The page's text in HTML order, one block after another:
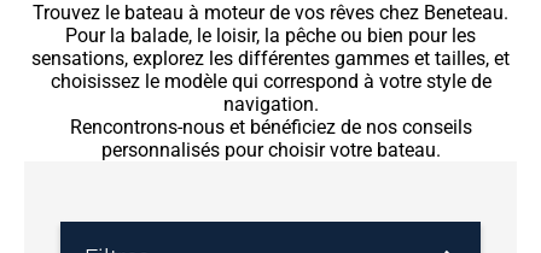
Trouvez le bateau à moteur de vos rêves chez Beneteau.
Pour la balade, le loisir, la pêche ou bien pour les
sensations, explorez les différentes gammes et tailles, et
choisissez le modèle qui correspond à votre style de
navigation.
Rencontrons-nous et bénéficiez de nos conseils
personnalisés pour choisir votre bateau.